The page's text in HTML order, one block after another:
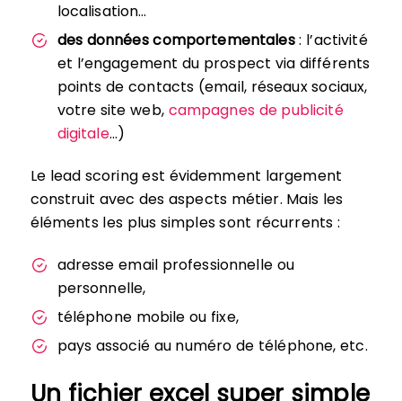
localisation…
des données comportementales: l’activité
et l’engagement du prospect via différents
points de contacts (email, réseaux sociaux,
votre site web, campagnes de publicité
digitale…)
Le lead scoring est évidemment largement
construit avec des aspects métier. Mais les
éléments les plus simples sont récurrents :
adresse email professionnelle ou
personnelle,
téléphone mobile ou fixe,
pays associé au numéro de téléphone, etc.
Un fichier excel super simple